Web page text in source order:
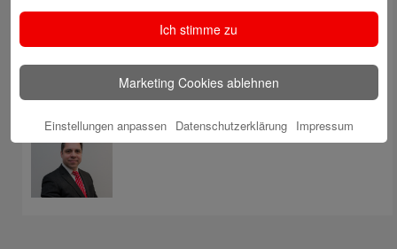
Fränkisch-Crumbach eröffnet
Sparkasse stärkt das soziale Miteinander im
Odenwaldkreis
Autoren
M. Volk
Ich stimme zu
Marketing Cookies ablehnen
Einstellungen anpassen Datenschutzerklärung Impressum